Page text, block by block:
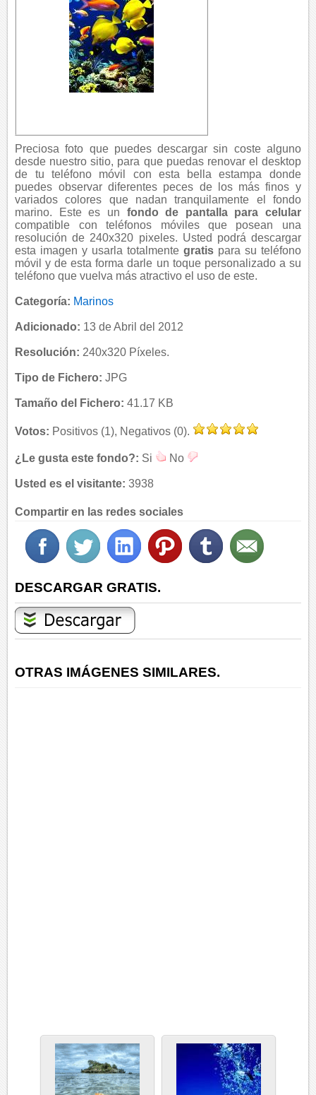
Preciosa foto que puedes descargar sin coste alguno
desde nuestro sitio, para que puedas renovar el desktop
de tu teléfono móvil con esta bella estampa donde
puedes observar diferentes peces de los más finos y
variados colores que nadan tranquilamente el fondo
marino. Este es un fondo de pantalla para celular
compatible con teléfonos móviles que posean una
resolución de 240x320 pixeles. Usted podrá descargar
esta imagen y usarla totalmente gratispara su teléfono
móvil y de esta forma darle un toque personalizado a su
teléfono que vuelva más atractivo el uso de este.
Categoría: Marinos
Adicionado: 13 de Abril del 2012
Resolución: 240x320 Píxeles.
Tipo de Fichero: JPG
Tamaño del Fichero: 41.17 KB
Votos: Positivos (1), Negativos (0).
¿Le gusta este fondo?: Si No
Usted es el visitante: 3938
Compartir en las redes sociales
DESCARGAR GRATIS.
OTRAS IMÁGENES SIMILARES.